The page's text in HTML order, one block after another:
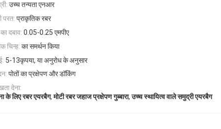
उच्च तन्यता एनआर
परत: प्राकृतिक रबर
दबाव: 0.05-0.25 एमपीए
चिन्ह: का समर्थन किया
5-13कृपया, या अनुरोध के अनुसार
पोतों का प्रक्षेपण और डॉकिंग
देना:
के लिए रबर एयरबैग,मोटी रबर जहाज प्रक्षेपण गुब्बारा,उच्च स्थायित्व वाले समुद्री एयरबैग